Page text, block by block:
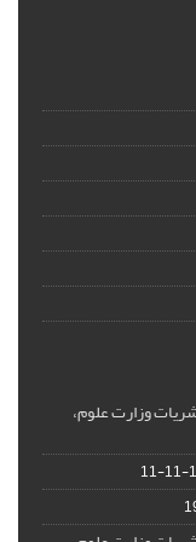
وزارت علوم،